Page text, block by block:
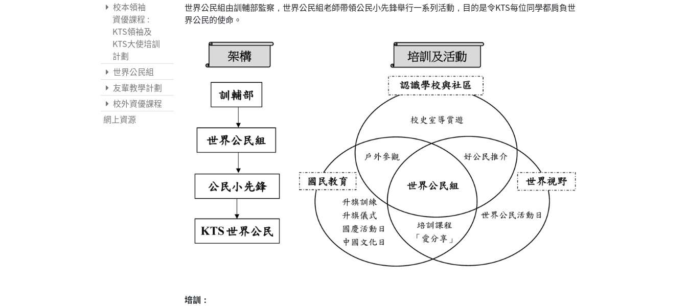
校本領袖
資優課程 :
KTS領袖及
KTS大使培訓
計劃
世界公民組
友輩教學計劃
校外資優課程
網上資源
世界公民組由訓輔部監察，世界公民組老師帶領公民小先鋒舉行一系列活動，目的是令KTS每位同學都肩負世
界公民的使命。
培訓：